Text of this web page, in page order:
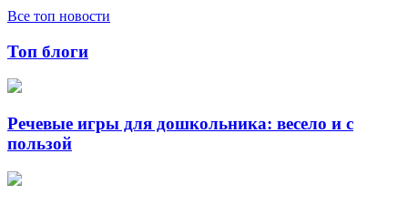
Все топ новости
Топ блоги
Речевые игры для дошкольника: весело и с
пользой